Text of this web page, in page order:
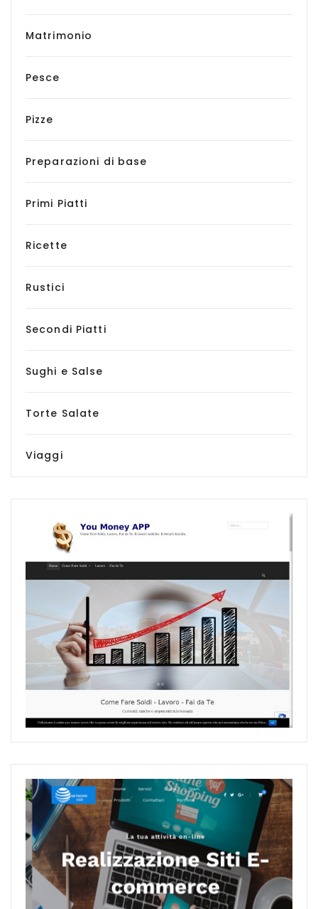
Matrimonio
Pesce
Pizze
Preparazioni di base
Primi Piatti
Ricette
Rustici
Secondi Piatti
Sughi e Salse
Torte Salate
Viaggi